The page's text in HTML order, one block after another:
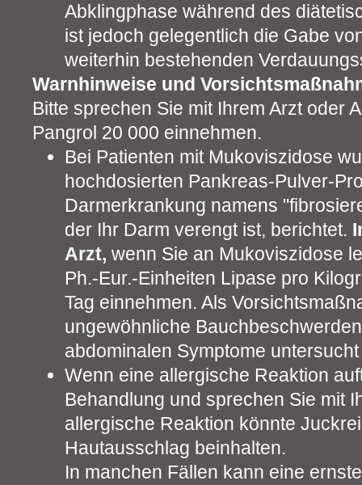
Abklingphase während des
ist jedoch gelegentlich die Gabe
weiterhin bestehenden
Warnhinweise und
Bitte sprechen Sie mit Ihrem Arzt oder
Pangrol 20 000 einnehmen.
Bei Patienten mit Mukoviszidose
hochdosierten Pankreas-Pulver-
Darmerkrankung namens
der Ihr Darm verengt ist, berichtet.
Arzt, wenn Sie an Mukoviszidose
Ph.-Eur.-Einheiten Lipase pro
Tag einnehmen. Als
ungewöhnliche
abdominalen Symptome
Wenn eine allergische Reaktion
Behandlung und sprechen Sie mit
allergische Reaktion könnte
Hautausschlag beinhalten.
In manchen Fällen kann eine